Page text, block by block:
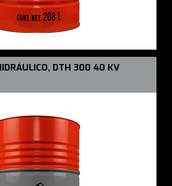
DTH 300 40 KV